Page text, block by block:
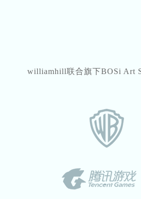
williamhill联合旗下BOSi Art